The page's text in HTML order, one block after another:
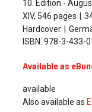
10. Edition -
XIV, 546 pages
Hardcover
ISBN: 978-3-433-
Available as
available
Also available as